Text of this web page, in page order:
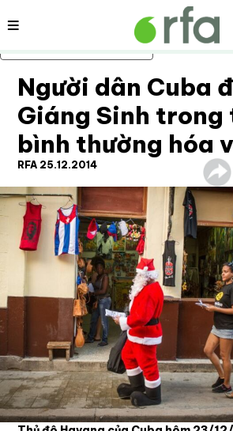
Bỏ qua nội dung chính
Nội dung
Người dân Cuba
Giáng Sinh trong
bình thường hóa
RFA 25.12.2014